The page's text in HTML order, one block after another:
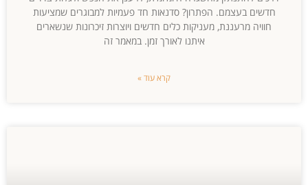
חדשים בעצמם. הפתרון? סדנאות חד פעמיות למבוגרים שמציעות
חוויה מרעננת, מעניקות כלים חדשים ויוצרות זיכרונות שנשארים
איתנו לאורך זמן. במאמר זה
קרא עוד »